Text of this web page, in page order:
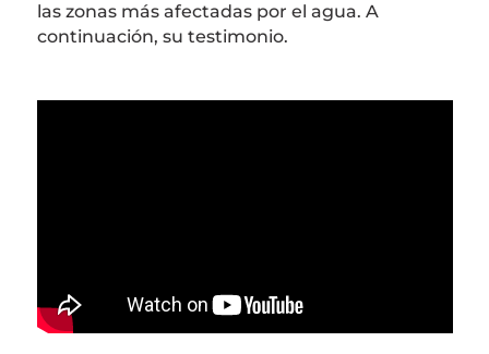
las zonas más afectadas por el agua. A
continuación, su testimonio.